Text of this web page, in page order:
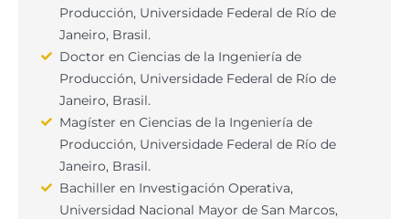
Producción, Universidade Federal de Río de
Janeiro, Brasil.
Doctor en Ciencias de la Ingeniería de
Producción, Universidade Federal de Río de
Janeiro, Brasil.
Magíster en Ciencias de la Ingeniería de
Producción, Universidade Federal de Río de
Janeiro, Brasil.
Bachiller en Investigación Operativa,
Universidad Nacional Mayor de San Marcos,